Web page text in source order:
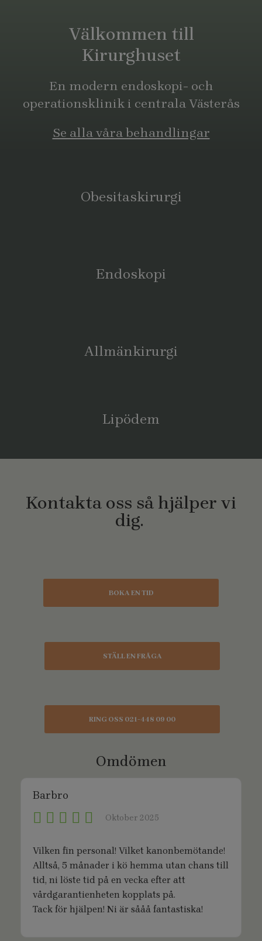
Välkommen till
Kirurghuset
En modern endoskopi- och
operationsklinik i centrala Västerås
Se alla våra behandlingar
Obesitaskirurgi
Endoskopi
Allmänkirurgi
Lipödem
Kontakta oss så hjälper vi
dig.
BOKA EN TID
STÄLL EN FRÅGA
RING OSS 021-448 09 00
Omdömen
Barbro
Oktober 2025
Vilken fin personal! Vilket kanonbemötande!
Alltså, 5 månader i kö hemma utan chans till
tid, ni löste tid på en vecka efter att
vårdgarantienheten kopplats på.
Tack för hjälpen! Ni är sååå fantastiska!